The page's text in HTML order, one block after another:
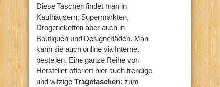
Diese Taschen findet man in
Kaufhäusern, Supermärkten,
Drogerieketten aber auch in
Boutiquen und Designerläden. Man
kann sie auch online via Internet
bestellen. Eine ganze Reihe von
Hersteller offeriert hier auch trendige
und witzige Tragetaschen: zum